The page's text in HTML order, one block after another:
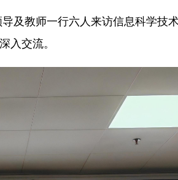
及教师一行六人来访信息科学技
入交流。